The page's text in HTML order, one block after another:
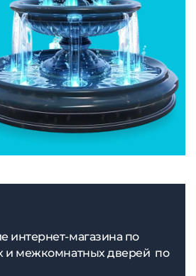
интернет-магазина по
и межкомнатных дверей по